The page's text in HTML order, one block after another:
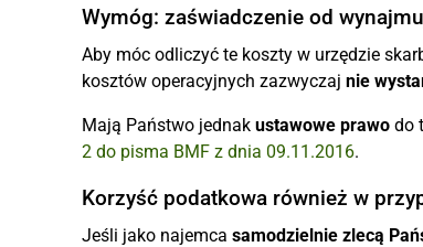
Wymóg: zaświadczenie od
Aby móc odliczyć te koszty w urzędzie
kosztów operacyjnych zazwyczaj nie
Mają Państwo jednak ustawowe prawo do
2 do pisma BMF z dnia 09.11.2016.
Korzyść podatkowa również w
Jeśli jako najemca samodzielnie zlecą